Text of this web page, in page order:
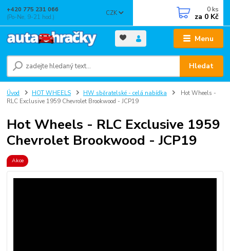
Menu
CZK
Hledat
+420 775 231 066
(Po-Ne, 9-21 hod.)
0 ks
za 0 Kč
Úvod HOT WHEELS HW sběratelské - celá nabídka
Hot Wheels -
RLC Exclusive 1959 Chevrolet Brookwood - JCP19
Hot Wheels - RLC Exclusive 1959
Chevrolet Brookwood - JCP19
Akce